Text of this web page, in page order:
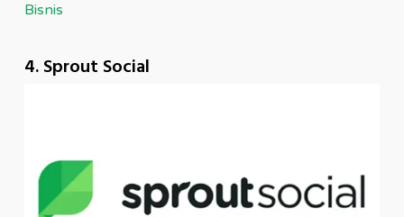
Bisnis
4. Sprout Social